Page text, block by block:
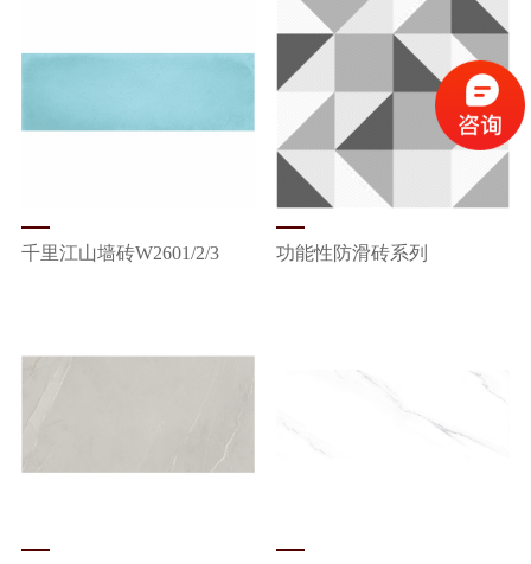
千里江山墙砖W2601/2/3 功能性防滑砖系列